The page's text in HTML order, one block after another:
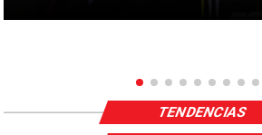
TENDENCIAS